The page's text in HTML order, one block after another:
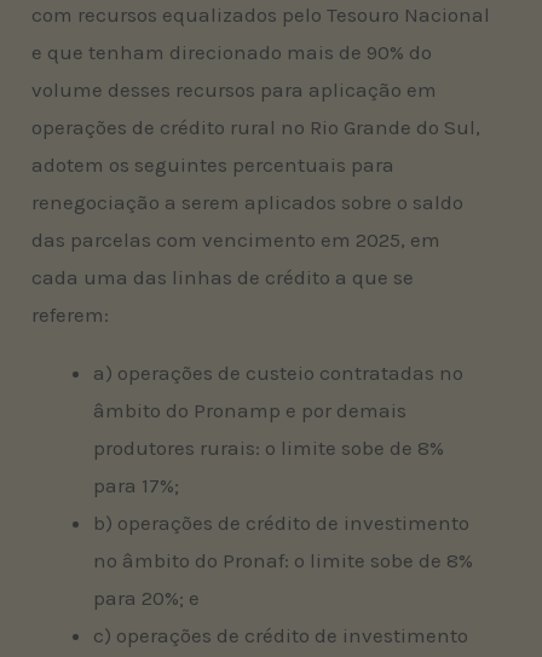
com recursos equalizados pelo Tesouro Nacional
e que tenham direcionado mais de 90% do
volume desses recursos para aplicação em
operações de crédito rural no Rio Grande do Sul,
adotem os seguintes percentuais para
renegociação a serem aplicados sobre o saldo
das parcelas com vencimento em 2025, em
cada uma das linhas de crédito a que se
referem:
a) operações de custeio contratadas no
âmbito do Pronamp e por demais
produtores rurais: o limite sobe de 8%
para 17%;
b) operações de crédito de investimento
no âmbito do Pronaf: o limite sobe de 8%
para 20%; e
c) operações de crédito de investimento